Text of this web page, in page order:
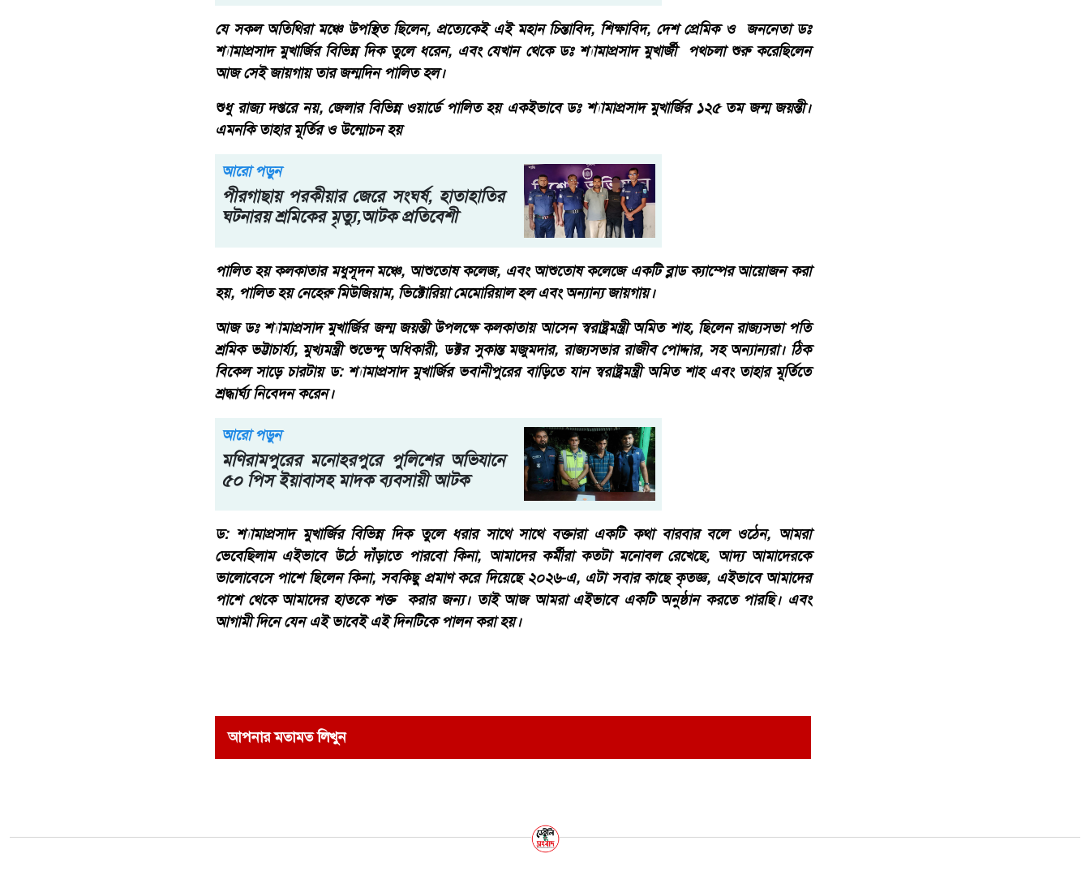
যে সকল অতিথিরা মঞ্চে উপস্থিত ছিলেন, প্রত্যেকেই এই মহান চিন্তাবিদ, শিক্ষাবিদ, দেশ প্রেমিক ও জননেতা ডঃ
শ্যামাপ্রসাদ মুখার্জির বিভিন্ন দিক তুলে ধরেন, এবং যেখান থেকে ডঃ শ্যামাপ্রসাদ মুখার্জী পথচলা শুরু করেছিলেন
আজ সেই জায়গায় তার জন্মদিন পালিত হল।
শুধু রাজ্য দপ্তরে নয়, জেলার বিভিন্ন ওয়ার্ডে পালিত হয় একইভাবে ডঃ শ্যামাপ্রসাদ মুখার্জির ১২৫ তম জন্ম জয়ন্তী।
এমনকি তাহার মূর্তির ও উন্মোচন হয়
আরো পড়ুন
পীরগাছায় পরকীয়ার জেরে সংঘর্ষ, হাতাহাতির
ঘটনারয় শ্রমিকের মৃত্যু,আটক প্রতিবেশী
পালিত হয় কলকাতার মধুসূদন মঞ্চে, আশুতোষ কলেজ, এবং আশুতোষ কলেজে একটি ব্লাড ক্যাম্পের আয়োজন করা
হয়, পালিত হয় নেহেরু মিউজিয়াম, ভিক্টোরিয়া মেমোরিয়াল হল এবং অন্যান্য জায়গায়।
আজ ডঃ শ্যামাপ্রসাদ মুখার্জির জন্ম জয়ন্তী উপলক্ষে কলকাতায় আসেন স্বরাষ্ট্রমন্ত্রী অমিত শাহ, ছিলেন রাজ্যসভা পতি
শ্রমিক ভট্টাচার্য্য, মুখ্যমন্ত্রী শুভেন্দু অধিকারী, ডক্টর সুকান্ত মজুমদার, রাজ্যসভার রাজীব পোদ্দার, সহ অন্যান্যরা। ঠিক
বিকেল সাড়ে চারটায় ড: শ্যামাপ্রসাদ মুখার্জির ভবানীপুরের বাড়িতে যান স্বরাষ্ট্রমন্ত্রী অমিত শাহ এবং তাহার মূর্তিতে
শ্রদ্ধার্ঘ্য নিবেদন করেন।
আরো পড়ুন
মণিরামপুরের মনোহরপুরে পুলিশের অভিযানে
৫০ পিস ইয়াবাসহ মাদক ব্যবসায়ী আটক
ড: শ্যামাপ্রসাদ মুখার্জির বিভিন্ন দিক তুলে ধরার সাথে সাথে বক্তারা একটি কথা বারবার বলে ওঠেন, আমরা
ভেবেছিলাম এইভাবে উঠে দাঁড়াতে পারবো কিনা, আমাদের কর্মীরা কতটা মনোবল রেখেছে, আদ্য আমাদেরকে
ভালোবেসে পাশে ছিলেন কিনা, সবকিছু প্রমাণ করে দিয়েছে ২০২৬-এ, এটা সবার কাছে কৃতজ্ঞ, এইভাবে আমাদের
পাশে থেকে আমাদের হাতকে শক্ত করার জন্য। তাই আজ আমরা এইভাবে একটি অনুষ্ঠান করতে পারছি। এবং
আগামী দিনে যেন এই ভাবেই এই দিনটিকে পালন করা হয়।
আপনার মতামত লিখুন